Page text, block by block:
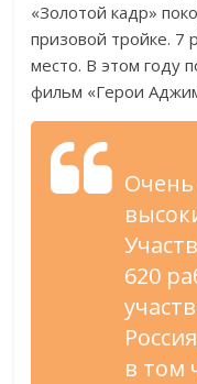
«Золотой кадр»
призовой тройке. 7
место. В этом году
фильм «Герои
620
в том